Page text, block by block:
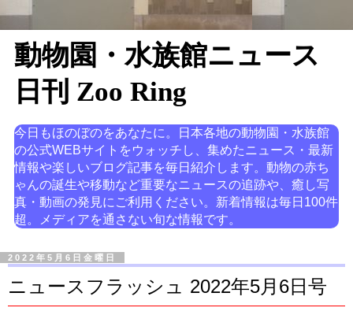
動物園・水族館ニュース
日刊 Zoo Ring
今日もほのぼのをあなたに。日本各地の動物園・水族館
の公式WEBサイトをウォッチし、集めたニュース・最新
情報や楽しいブログ記事を毎日紹介します。動物の赤ち
ゃんの誕生や移動など重要なニュースの追跡や、癒し写
真・動画の発見にご利用ください。新着情報は毎日100件
超。メディアを通さない旬な情報です。
2022年5月6日金曜日
ニュースフラッシュ 2022年5月6日号